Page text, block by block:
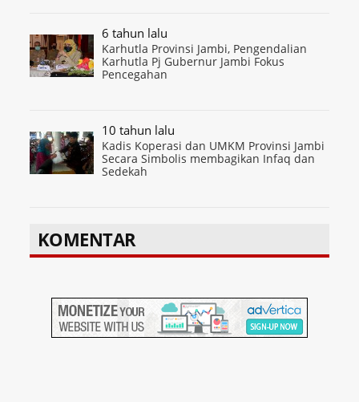
6 tahun lalu
Karhutla Provinsi Jambi, Pengendalian
Karhutla Pj Gubernur Jambi Fokus
Pencegahan
10 tahun lalu
Kadis Koperasi dan UMKM Provinsi Jambi
Secara Simbolis membagikan Infaq dan
Sedekah
KOMENTAR